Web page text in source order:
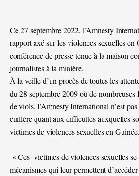
Ce 27 septembre 2022, l’Amnesty
rapport axé sur les violences sexuelles en
conférence de presse tenue à la maison
journalistes à la minière.
À la veille d’un procès de toutes les
du 28 septembre 2009 où de nombreuses
de viols, l’Amnesty International n’est
cuillère quant aux difficultés auxquelles
victimes de violences sexuelles en Guinée.
« Ces victimes de violences sexuelles
mécanismes qui leur permettent